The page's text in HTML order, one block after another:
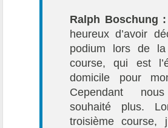
Ralph Boschung :
heureux d’avoir
podium lors de la
course, qui est
domicile pour
Cependant
souhaité plus.
troisième course,